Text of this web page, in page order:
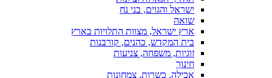
ישראל והגוים, בני נח
שואה
ארץ ישראל, מצוות התלויות בארץ
בית המקדש, כהנים, קורבנות
זוגיות, משפחה, צניעות
חינוך
אכילה, כשרות, צמחונות